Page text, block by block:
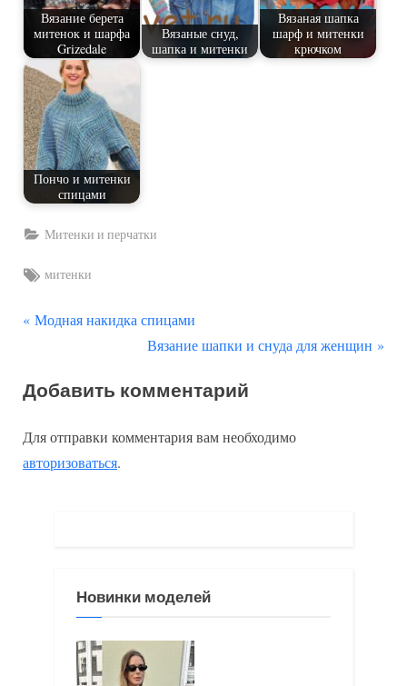
Вязание берета
митенок и шарфа
Grizedale
Вязаные снуд,
шапка и митенки
Вязаная шапка
шарф и митенки
крючком
Пончо и митенки
спицами
Митенки и перчатки
Tags:
митенки
Навигация
записям
П
д
д
у
Модная накидка спицами
С
е
у
а
с
Вязание шапки и снуда для женщин
Добавить комментарий
Для отправки комментария вам необходимо
авторизоваться.
Новинки моделей